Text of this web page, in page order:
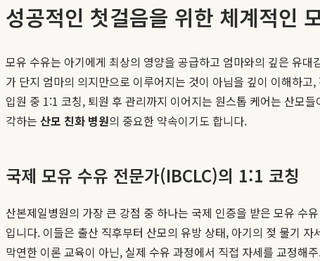
성공적인 첫걸음을 위한 체계적인
모유 수유는 아기에게 최상의 영양을 공급하고 엄마와의 깊은 유
가 단지 엄마의 의지만으로 이루어지는 것이 아님을 깊이 이해하
입원 중 1:1 코칭, 퇴원 후 관리까지 이어지는 원스톱 케어는 산모
각하는 산모 친화 병원의 중요한 약속이기도 합니다.
국제 모유 수유 전문가(IBCLC)의 1:1 코칭
산본제일병원의 가장 큰 강점 중 하나는 국제 인증을 받은 모유
입니다. 이들은 출산 직후부터 산모의 유방 상태, 아기의 젖 물기
막연한 이론 교육이 아닌, 실제 수유 과정에서 직접 자세를 교정해